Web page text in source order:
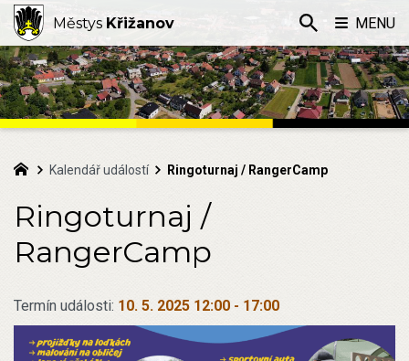
Kalendář událostí Ringoturnaj / RangerCamp
Ringoturnaj /
RangerCamp
Termín události: 10. 5. 2025 12:00 - 17:00
Městys Křižanov MENU